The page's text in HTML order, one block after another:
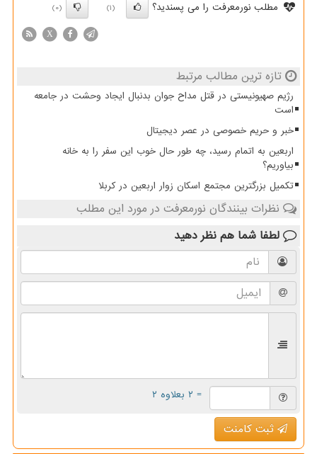
مطلب نورمعرفت را می پسندید؟
(1)
(0)
X
تازه ترین مطالب مرتبط
رژیم صهیونیستی در قتل مداح جوان بدنبال ایجاد وحشت در جامعه
است
خبر و حریم خصوصی در عصر دیجیتال
اربعین به اتمام رسید، چه طور حال خوب این سفر را به خانه
بیاوریم؟
تکمیل بزرگترین مجتمع اسکان زوار اربعین در کربلا
نظرات بینندگان نورمعرفت در مورد این مطلب
لطفا شما هم نظر دهید
= ۲ بعلاوه ۲
ثبت کامنت